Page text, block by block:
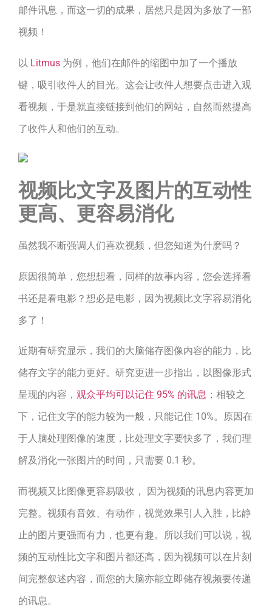
邮件讯息，而这一切的成果，居然只是因为多放了一部
视频！
以 Litmus 为例，他们在邮件的缩图中加了一个播放
键，吸引收件人的目光。这会让收件人想要点击进入观
看视频，于是就直接链接到他们的网站，自然而然提高
了收件人和他们的互动。
视频比文字及图片的互动性
更高、更容易消化
虽然我不断强调人们喜欢视频，但您知道为什麽吗？
原因很简单，您想想看，同样的故事内容，您会选择看
书还是看电影？想必是电影，因为视频比文字容易消化
多了！
近期有研究显示，我们的大脑储存图像内容的能力，比
储存文字的能力更好。研究更进一步指出，以图像形式
呈现的内容， 观众平均可以记住 95% 的讯息 ；相较之
下，记住文字的能力较为一般，只能记住 10%。原因在
于人脑处理图像的速度，比处理文字要快多了，我们理
解及消化一张图片的时间，只需要 0.1 秒。
而视频又比图像更容易吸收， 因为视频的讯息内容更加
完整。视频有音效、有动作，视觉效果引人入胜，比静
止的图片更强而有力，也更有趣。所以我们可以说，视
频的互动性比文字和图片都还高，因为视频可以在片刻
间完整叙述内容，而您的大脑亦能立即储存视频要传递
的讯息。